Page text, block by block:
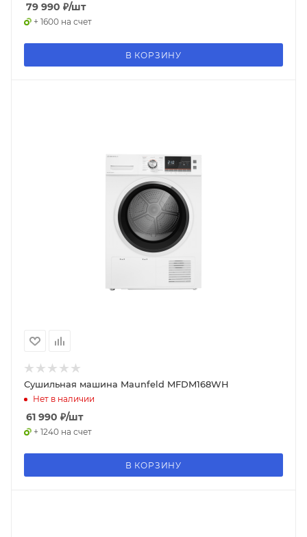
79 990 ₽/шт
+ 1600 на счет
В КОРЗИНУ
Сушильная машина Maunfeld MFDM168WH
Нет в наличии
61 990 ₽/шт
+ 1240 на счет
В КОРЗИНУ